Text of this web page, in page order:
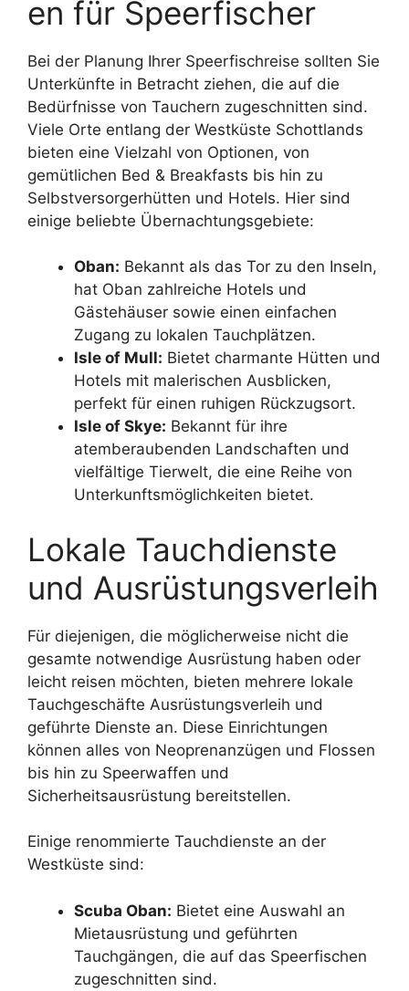
en für Speerfischer
Bei der Planung Ihrer Speerfischreise sollten Sie
Unterkünfte in Betracht ziehen, die auf die
Bedürfnisse von Tauchern zugeschnitten sind.
Viele Orte entlang der Westküste Schottlands
bieten eine Vielzahl von Optionen, von
gemütlichen Bed & Breakfasts bis hin zu
Selbstversorgerhütten und Hotels. Hier sind
einige beliebte Übernachtungsgebiete:
Oban: Bekannt als das Tor zu den Inseln,
hat Oban zahlreiche Hotels und
Gästehäuser sowie einen einfachen
Zugang zu lokalen Tauchplätzen.
Isle of Mull: Bietet charmante Hütten und
Hotels mit malerischen Ausblicken,
perfekt für einen ruhigen Rückzugsort.
Isle of Skye: Bekannt für ihre
atemberaubenden Landschaften und
vielfältige Tierwelt, die eine Reihe von
Unterkunftsmöglichkeiten bietet.
Lokale Tauchdienste
und Ausrüstungsverleih
Für diejenigen, die möglicherweise nicht die
gesamte notwendige Ausrüstung haben oder
leicht reisen möchten, bieten mehrere lokale
Tauchgeschäfte Ausrüstungsverleih und
geführte Dienste an. Diese Einrichtungen
können alles von Neoprenanzügen und Flossen
bis hin zu Speerwaffen und
Sicherheitsausrüstung bereitstellen.
Einige renommierte Tauchdienste an der
Westküste sind:
Scuba Oban: Bietet eine Auswahl an
Mietausrüstung und geführten
Tauchgängen, die auf das Speerfischen
zugeschnitten sind.